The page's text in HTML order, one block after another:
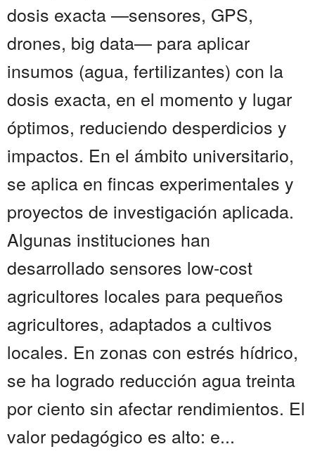
dosis exacta —sensores, GPS,
drones, big data— para aplicar
insumos (agua, fertilizantes) con la
dosis exacta, en el momento y lugar
óptimos, reduciendo desperdicios y
impactos. En el ámbito universitario,
se aplica en fincas experimentales y
proyectos de investigación aplicada.
Algunas instituciones han
desarrollado sensores low-cost
agricultores locales para pequeños
agricultores, adaptados a cultivos
locales. En zonas con estrés hídrico,
se ha logrado reducción agua treinta
por ciento sin afectar rendimientos. El
valor pedagógico es alto: e...